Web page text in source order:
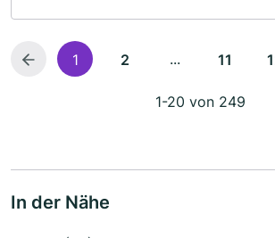
1 2 ... 11
1-20 von 249
In der Nähe